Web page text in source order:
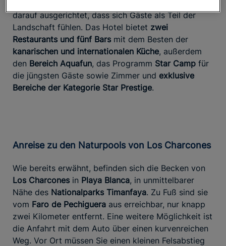
darauf ausgerichtet, dass sich Gäste als Teil der
Landschaft fühlen. Das Hotel bietet zwei
Restaurants und fünf Bars mit dem Besten der
kanarischen und internationalen Küche, außerdem
den Bereich Aquafun, das Programm Star Camp für
die jüngsten Gäste sowie Zimmer und exklusive
Bereiche der Kategorie Star Prestige.
Anreise zu den Naturpools von Los Charcones
Wie bereits erwähnt, befinden sich die Becken von
Los Charcones in Playa Blanca, in unmittelbarer
Nähe des Nationalparks Timanfaya. Zu Fuß sind sie
vom Faro de Pechiguera aus erreichbar, nur knapp
zwei Kilometer entfernt. Eine weitere Möglichkeit ist
die Anfahrt mit dem Auto über einen kurvenreichen
Weg. Vor Ort müssen Sie einen kleinen Felsabstieg